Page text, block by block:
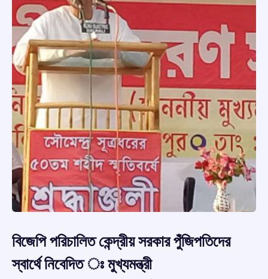
বিজেপি পরিচালিত কেন্দ্রীয় সরকার পুঁজিপতিদের
স্বার্থে নিবেদিত ঃ মুখ্যমন্ত্রী